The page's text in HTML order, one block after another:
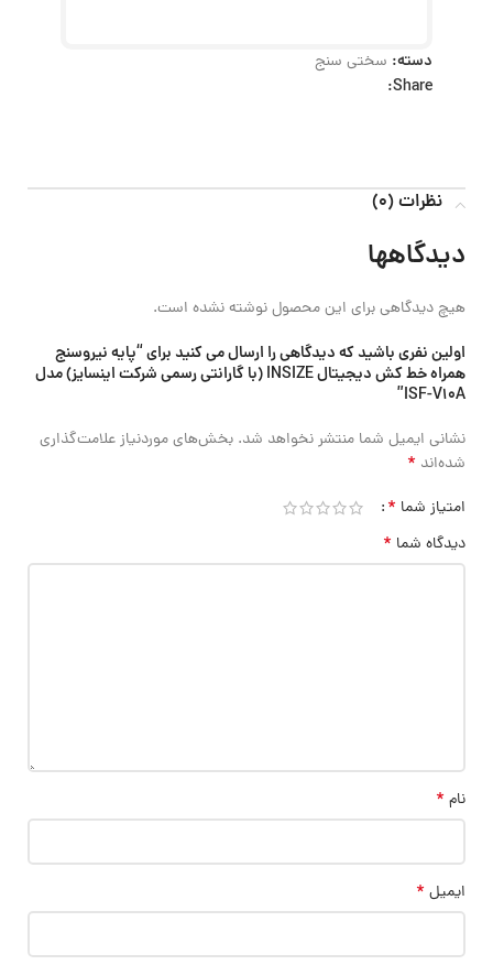
دسته: سختی سنج
Share:
نظرات (0)
دیدگاهها
هیچ دیدگاهی برای این محصول نوشته نشده است.
اولین نفری باشید که دیدگاهی را ارسال می کنید برای “پایه نیروسنج
همراه خط کش دیجیتال INSIZE (با گارانتی رسمی شرکت اینسایز) مدل
ISF-V10A”
نشانی ایمیل شما منتشر نخواهد شد. بخش‌های موردنیاز علامت‌گذاری
شده‌اند *
امتیاز شما *
دیدگاه شما *
نام *
ایمیل *